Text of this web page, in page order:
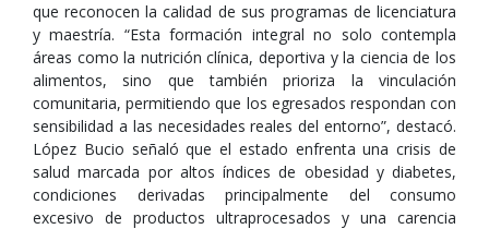
que reconocen la calidad de sus programas de licenciatura
y maestría. “Esta formación integral no solo contempla
áreas como la nutrición clínica, deportiva y la ciencia de los
alimentos, sino que también prioriza la vinculación
comunitaria, permitiendo que los egresados respondan con
sensibilidad a las necesidades reales del entorno”, destacó.
López Bucio señaló que el estado enfrenta una crisis de
salud marcada por altos índices de obesidad y diabetes,
condiciones derivadas principalmente del consumo
excesivo de productos ultraprocesados y una carencia